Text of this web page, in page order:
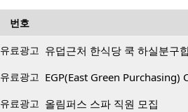
번호
유료광고 유덥근처 한식당 쿡 하실분구
유료광고 EGP(East Green Purchasing)
유료광고 올림퍼스 스파 직원 모집